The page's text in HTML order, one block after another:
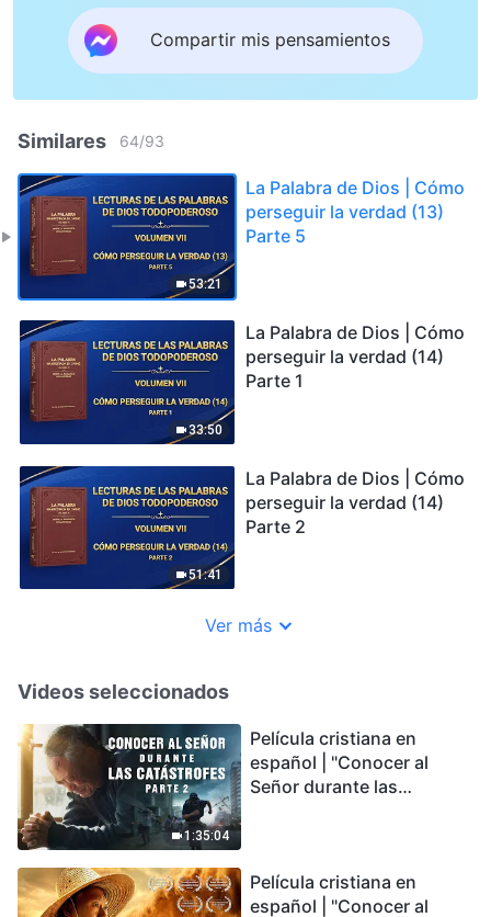
Compartir mis pensamientos
Similares 64/93
53:21
La Palabra de Dios | Cómo
perseguir la verdad (13)
Parte 5
33:50
La Palabra de Dios | Cómo
perseguir la verdad (14)
Parte 1
51:41
La Palabra de Dios | Cómo
perseguir la verdad (14)
Parte 2
Ver más
Videos seleccionados
1:35:04
Película cristiana en
español | "Conocer al
Señor durante las
podemos sobrevivir?
Película cristiana en
español | "Conocer al